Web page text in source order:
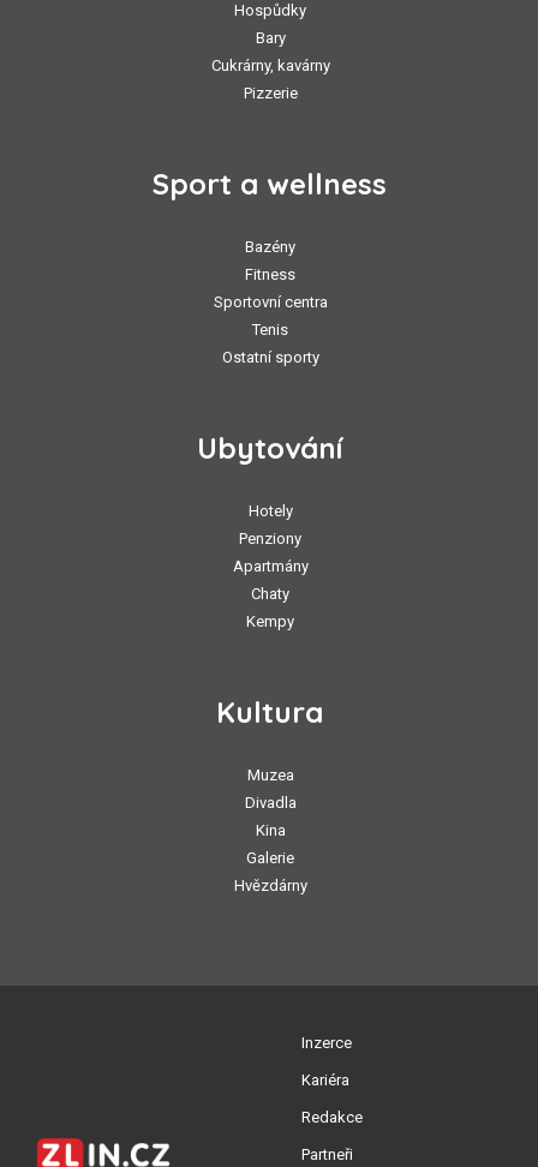
Hospůdky
Bary
Cukrárny, kavárny
Pizzerie
Sport a wellness
Bazény
Fitness
Sportovní centra
Tenis
Ostatní sporty
Ubytování
Hotely
Penziony
Apartmány
Chaty
Kempy
Kultura
Muzea
Divadla
Kina
Galerie
Hvězdárny
Inzerce
Kariéra
Redakce
Partneři